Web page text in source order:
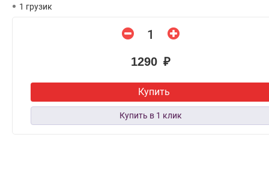
1 грузик
1290 ₽
Купить